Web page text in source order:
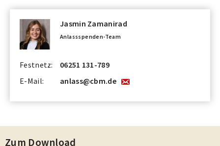
Jasmin Zamanirad
Anlassspenden-Team
Festnetz:
06251 131-789
E-Mail:
anlass@cbm.de
Zum Download